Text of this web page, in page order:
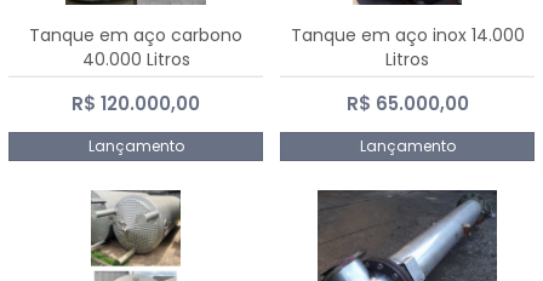
Tanque em aço carbono
40.000 Litros
R$ 120.000,00
Lançamento
Tanque em aço inox 14.000
Litros
R$ 65.000,00
Lançamento